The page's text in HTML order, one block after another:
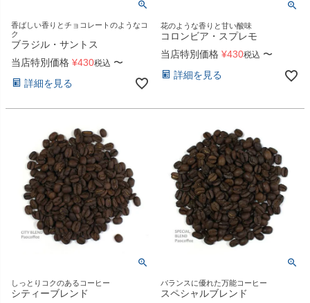
香ばしい香りとチョコレートのようなコ
ク
ブラジル・サントス
当店特別価格 ¥430税込 〜
詳細を見る
花のような香りと甘い酸味
コロンビア・スプレモ
当店特別価格 ¥430税込 〜
詳細を見る
しっとりコクのあるコーヒー
シティーブレンド
バランスに優れた万能コーヒー
スペシャルブレンド